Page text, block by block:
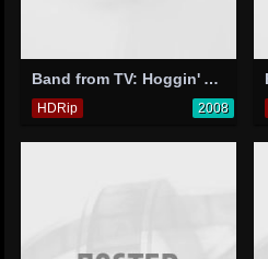
Band from TV: Hoggin' All the Covers
HDRip 2008